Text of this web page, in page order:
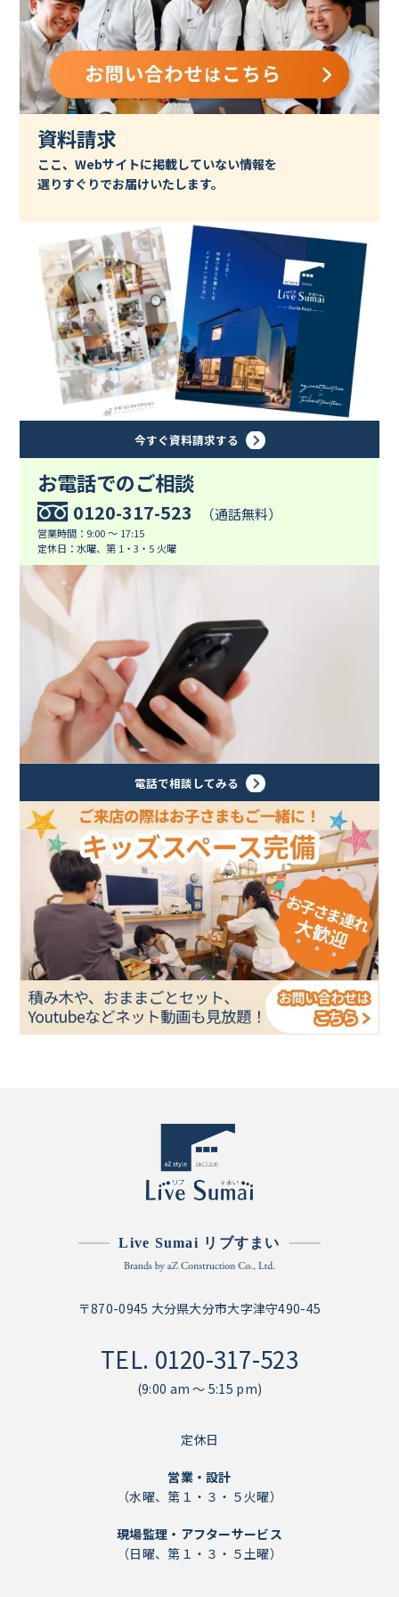
資料請求
ここ、Webサイトに掲載していない情報を
選りすぐりでお届けいたします。
今すぐ資料請求する
お電話でのご相談
0120-317-523 （通話無料）
営業時間：9:00 ～ 17:15
定休日：水曜、第 1・3・5 火曜
電話で相談してみる
Live Sumai リブすまい
〒870-0945 大分県大分市大字津守490-45
TEL. 0120-317-523
(9:00 am ～ 5:15 pm)
定休日
営業・設計
（水曜、第１・３・５火曜）
現場監理・アフターサービス
（日曜、第１・３・５土曜）